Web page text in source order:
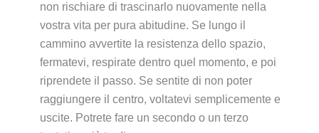
non rischiare di trascinarlo nuovamente nella
vostra vita per pura abitudine. Se lungo il
cammino avvertite la resistenza dello spazio,
fermatevi, respirate dentro quel momento, e poi
riprendete il passo. Se sentite di non poter
raggiungere il centro, voltatevi semplicemente e
uscite. Potrete fare un secondo o un terzo